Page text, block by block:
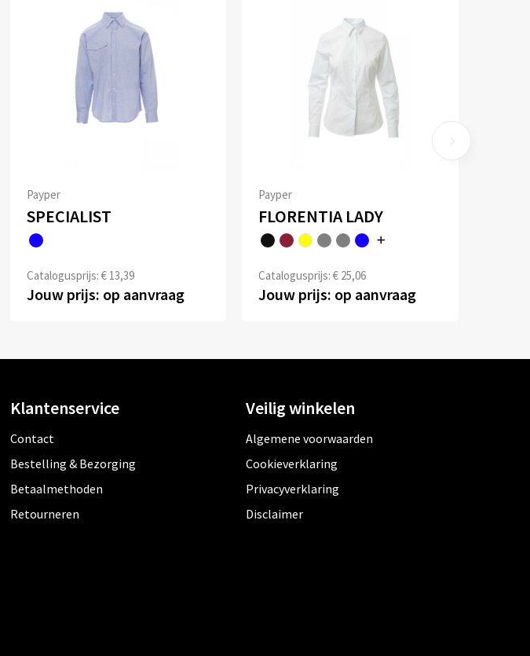
Payper
SPECIALIST
Catalogusprijs: € 13,39
Jouw prijs: op aanvraag
Payper
FLORENTIA LADY
Catalogusprijs: € 25,06
Jouw prijs: op aanvraag
Klantenservice
Contact
Bestelling & Bezorging
Betaalmethoden
Retourneren
Veilig winkelen
Algemene voorwaarden
Cookieverklaring
Privacyverklaring
Disclaimer